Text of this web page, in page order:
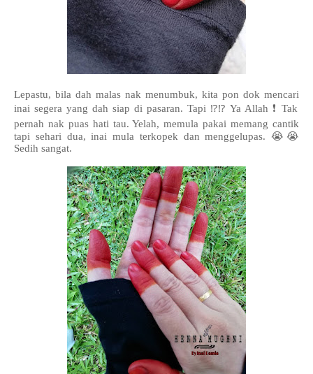
Lepastu, bila dah malas nak menumbuk, kita pon dok mencari
inai segera yang dah siap di pasaran. Tapi ⁉️⁉️ Ya Allah ❗ Tak
pernah nak puas hati tau. Yelah, memula pakai memang cantik
tapi sehari dua, inai mula terkopek dan menggelupas. 😭😭
Sedih sangat.